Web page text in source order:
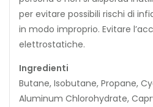
per evitare possibili rischi di
in modo improprio. Evitare
elettrostatiche.
Ingredienti
Butane, Isobutane, Propane,
Aluminum Chlorohydrate,